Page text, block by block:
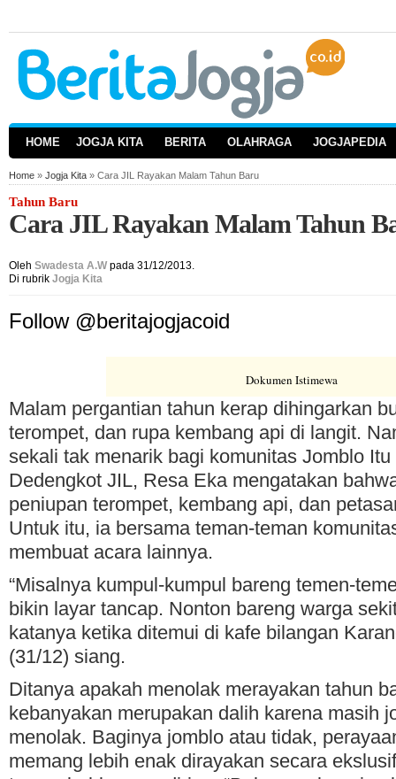
HOME JOGJA KITA BERITA OLAHRAGA JOGJAPEDIA
Home » Jogja Kita » Cara JIL Rayakan Malam Tahun Baru
Tahun Baru
Cara JIL Rayakan Malam Tahun
Oleh Swadesta A.W pada 31/12/2013.
Di rubrik Jogja Kita
Follow @beritajogjacoid
Dokumen Istimewa
Malam pergantian tahun kerap dihingarkan
terompet, dan rupa kembang api di langit.
sekali tak menarik bagi komunitas Jomblo
Dedengkot JIL, Resa Eka mengatakan
peniupan terompet, kembang api, dan
Untuk itu, ia bersama teman-teman
membuat acara lainnya.
“Misalnya kumpul-kumpul bareng temen-
bikin layar tancap. Nonton bareng warga
katanya ketika ditemui di kafe bilangan
(31/12) siang.
Ditanya apakah menolak merayakan tahun
kebanyakan merupakan dalih karena masih
menolak. Baginya jomblo atau tidak,
memang lebih enak dirayakan secara